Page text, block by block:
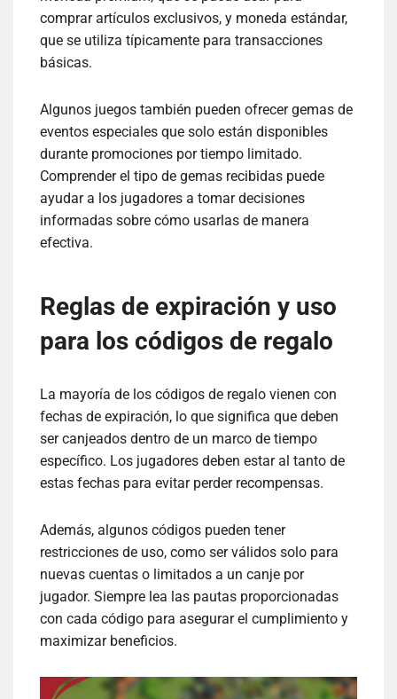
comprar artículos exclusivos, y moneda estándar,
que se utiliza típicamente para transacciones
básicas.
Algunos juegos también pueden ofrecer gemas de
eventos especiales que solo están disponibles
durante promociones por tiempo limitado.
Comprender el tipo de gemas recibidas puede
ayudar a los jugadores a tomar decisiones
informadas sobre cómo usarlas de manera
efectiva.
Reglas de expiración y uso
para los códigos de regalo
La mayoría de los códigos de regalo vienen con
fechas de expiración, lo que significa que deben
ser canjeados dentro de un marco de tiempo
específico. Los jugadores deben estar al tanto de
estas fechas para evitar perder recompensas.
Además, algunos códigos pueden tener
restricciones de uso, como ser válidos solo para
nuevas cuentas o limitados a un canje por
jugador. Siempre lea las pautas proporcionadas
con cada código para asegurar el cumplimiento y
maximizar beneficios.